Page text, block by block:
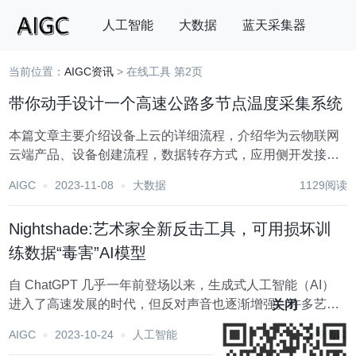
人工智能 大数据 蓝天采集器
搜索
当前位置：AIGC资讯 > 在线工具 第2页
带你动手设计一个高速公路多节点温度采集系统
本篇文章主要介绍设备上云的详细流程，介绍华为云物联网
云端产品、设备创建流程，数据转存方式，应用侧开发接口
（2）NBIOT模块--BC26 BC26模块是一款高性能、低...
AIGC 2023-11-08 大数据 1129阅读
Nightshade:艺术家全新反击工具，可用损坏训
练数据“毒害”AI模型
自 ChatGPT 几乎一年前登场以来，生成式人工智能（AI）
进入了高速发展的时代，但反对声音也逐渐增强。许多艺术
家、娱乐人士、表演者甚至唱片公司已经对AI公司提起了诉
讼，其中一些诉讼涉及 ChatGPT 制造商 OpenAI，原因是这
AIGC 2023-10-24 人工智能 989阅读
关闭